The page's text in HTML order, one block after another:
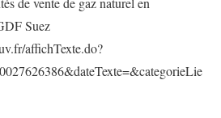
Suez
affichTexte.do?